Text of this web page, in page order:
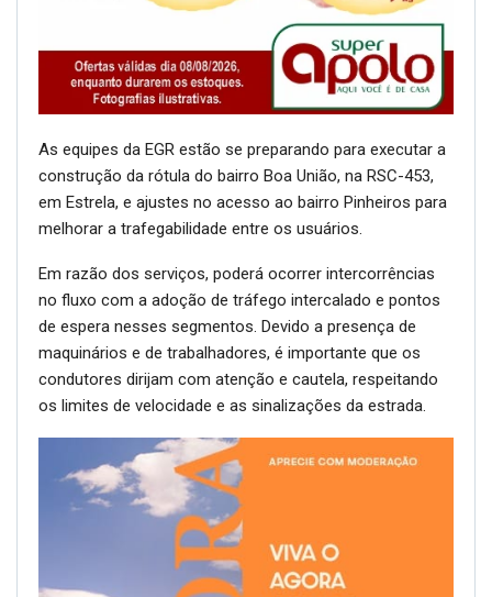
As equipes da EGR estão se preparando para executar a
construção da rótula do bairro Boa União, na RSC-453,
em Estrela, e ajustes no acesso ao bairro Pinheiros para
melhorar a trafegabilidade entre os usuários.
Em razão dos serviços, poderá ocorrer intercorrências
no fluxo com a adoção de tráfego intercalado e pontos
de espera nesses segmentos. Devido a presença de
maquinários e de trabalhadores, é importante que os
condutores dirijam com atenção e cautela, respeitando
os limites de velocidade e as sinalizações da estrada.